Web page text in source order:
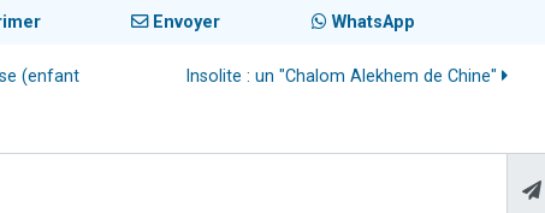
Envoyer WhatsApp
(enfant
Insolite : un "Chalom Alekhem de Chine"